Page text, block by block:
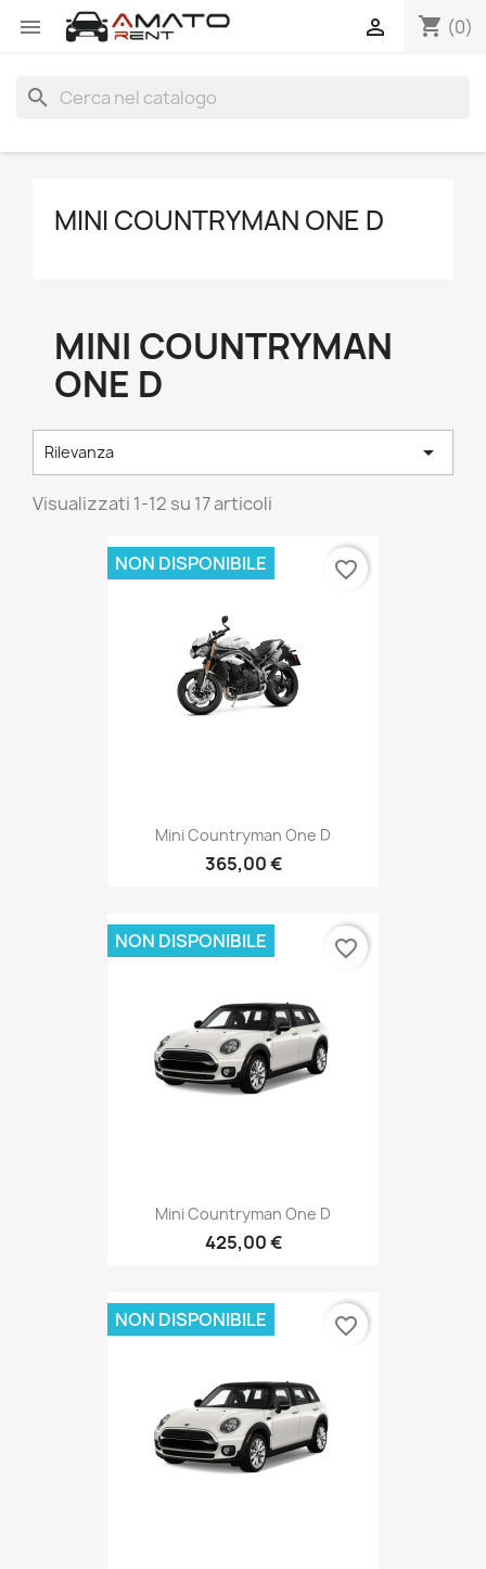
 shopping_cart (0)

search
MINI COUNTRYMAN ONE D
MINI COUNTRYMAN
ONE D
Rilevanza 
Visualizzati 1-12 su 17 articoli
Mini Countryman One D
365,00 €
NON DISPONIBILE favorite_border
Mini Countryman One D
425,00 €
NON DISPONIBILE favorite_border
NON DISPONIBILE favorite_border